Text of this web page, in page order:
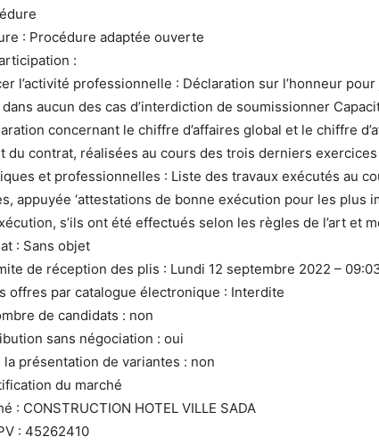
: Procédure adaptée ouverte
:
l’activité professionnelle : Déclaration sur l’honneur
dans aucun des cas d’interdiction de soumissionner
concernant le chiffre d’affaires global et le chiffre
du contrat, réalisées au cours des trois derniers
et professionnelles : Liste des travaux exécutés au
appuyée ‘attestations de bonne exécution pour les plus
s’ils ont été effectués selon les règles de l’art et
: Sans objet
de réception des plis : Lundi 12 septembre 2022 –
offres par catalogue électronique : Interdite
de candidats : non
sans négociation : oui
la présentation de variantes : non
du marché
: CONSTRUCTION HOTEL VILLE SADA
: 45262410